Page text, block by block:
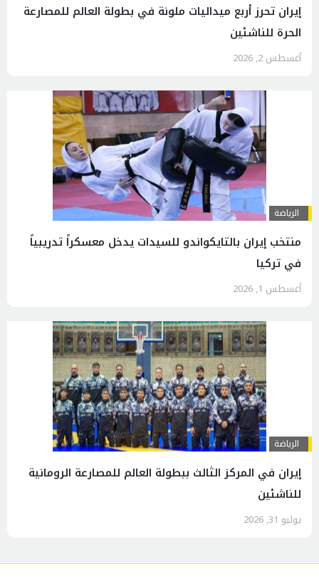
إيران تحرز أربع ميداليات ملونة في بطولة العالم للمصارعة
الحرة للناشئين
أغسطس 2, 2026
الرياضة
منتخب إيران بالتايكواندو للسيدات يدخل معسكراً تدريبياً
في تركيا
أغسطس 1, 2026
الرياضة
إيران في المركز الثالث ببطولة العالم للمصارعة الرومانية
للناشئين
يوليو 31, 2026